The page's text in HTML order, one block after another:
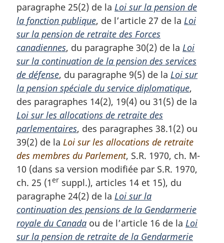
paragraphe 25(2) de la Loi sur la pension de
la fonction publique, de l’article 27 de la Loi
sur la pension de retraite des Forces
canadiennes, du paragraphe 30(2) de la Loi
sur la continuation de la pension des services
de défense, du paragraphe 9(5) de la Loi sur
la pension spéciale du service diplomatique,
des paragraphes 14(2), 19(4) ou 31(5) de la
Loi sur les allocations de retraite des
parlementaires, des paragraphes 38.1(2) ou
39(2) de la Loi sur les allocations de retraite
des membres du Parlement, S.R. 1970, ch. M-
10 (dans sa version modifiée par S.R. 1970,
ch. 25 (1er suppl.), articles 14 et 15), du
paragraphe 24(2) de la Loi sur la
continuation des pensions de la Gendarmerie
royale du Canada ou de l’article 16 de la Loi
sur la pension de retraite de la Gendarmerie